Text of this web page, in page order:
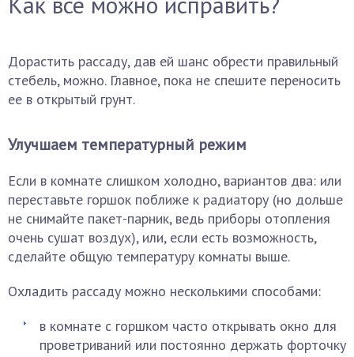
Дорастить рассаду, дав ей шанс обрести правильный
стебель, можно. Главное, пока не спешите переносить
ее в открытый грунт.
Улучшаем температурный режим
Если в комнате слишком холодно, вариантов два: или
переставьте горшок поближе к радиатору (но дольше
не снимайте пакет-парник, ведь приборы отопления
очень сушат воздух), или, если есть возможность,
сделайте общую температуру комнаты выше.
Охладить рассаду можно несколькими способами:
в комнате с горшком часто открывать окно для
проветриваний или постоянно держать форточку